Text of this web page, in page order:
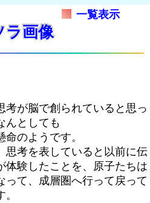
一覧表示
ラ画像
考が脳で創られていると思っ
んとしても
のようです。
思考を表していると以前に伝
体験したことを、原子たちは
って、成層圏へ行って戻って